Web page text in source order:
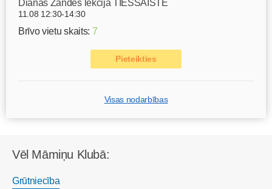
Diānas Zandes lekcija TIEŠSAISTĒ
11.08 12:30-14:30
Brīvo vietu skaits: 7
Pieteikties
Visas nodarbības
Vēl Māmiņu Klubā:
Grūtniecība